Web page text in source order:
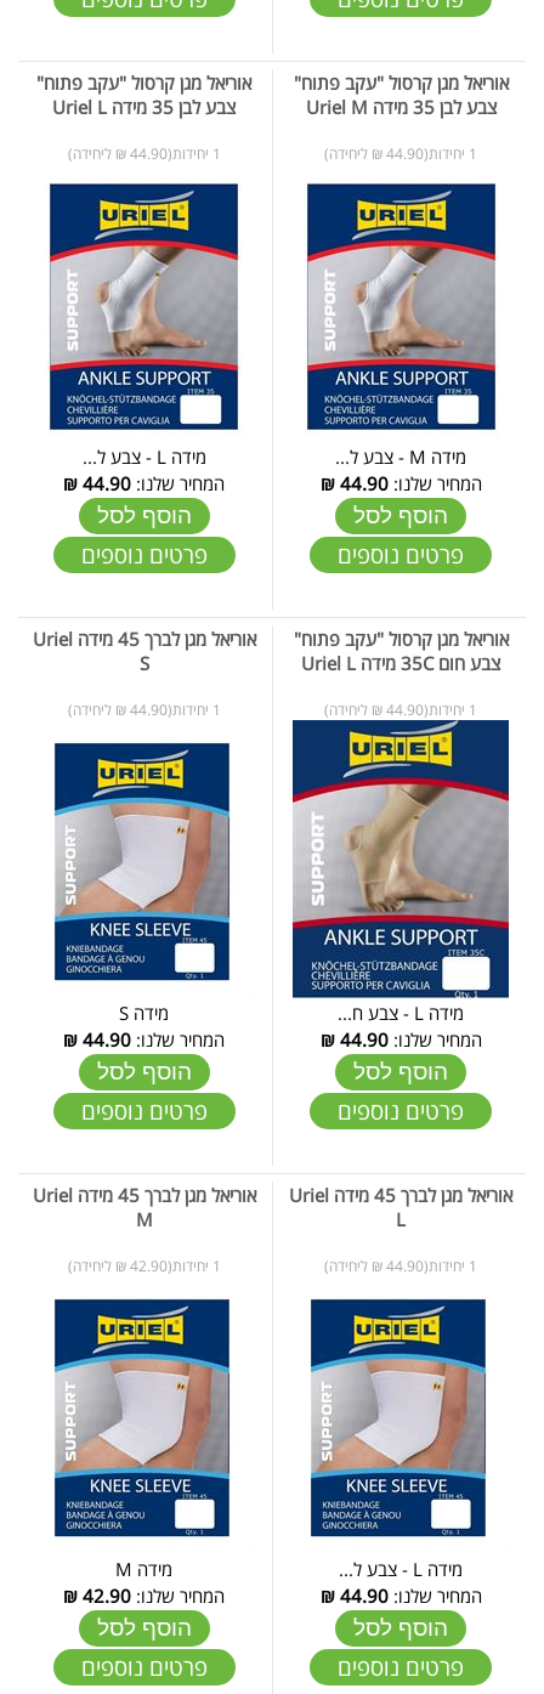
אוריאל מגן קרסול "עקב פתוח"
צבע לבן 35 מידה Uriel M
1 יחידות(44.90 ₪ ליחידה)
מידה M - צבע ל...
המחיר שלנו:44.90
₪
הוסף לסל
פרטים נוספים
אוריאל מגן קרסול "עקב פתוח"
צבע לבן 35 מידה Uriel L
1 יחידות(44.90 ₪ ליחידה)
מידה L - צבע ל...
המחיר שלנו: 44.90
₪
הוסף לסל
פרטים נוספים
אוריאל מגן קרסול "עקב פתוח"
צבע חום 35C מידה Uriel L
1 יחידות(44.90 ₪ ליחידה)
מידה L - צבע ח...
המחיר שלנו:44.90
₪
הוסף לסל
פרטים נוספים
אוריאל מגן לברך 45 מידה Uriel
S
1 יחידות(44.90 ₪ ליחידה)
מידה S
המחיר שלנו: 44.90
₪
הוסף לסל
פרטים נוספים
אוריאל מגן לברך 45 מידה Uriel
L
1 יחידות(44.90 ₪ ליחידה)
מידה L - צבע ל...
המחיר שלנו:44.90
₪
הוסף לסל
פרטים נוספים
אוריאל מגן לברך 45 מידה Uriel
M
1 יחידות(42.90 ₪ ליחידה)
מידה M
המחיר שלנו: 42.90
₪
הוסף לסל
פרטים נוספים